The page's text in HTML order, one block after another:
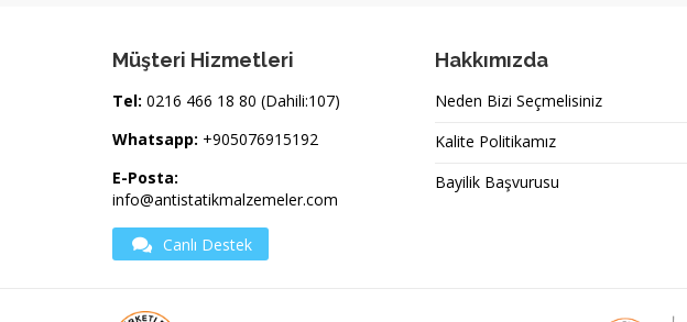
Müşteri Hizmetleri
Tel: 0216 466 18 80 (Dahili:107)
Whatsapp: +905076915192
E-Posta:
info@antistatikmalzemeler.com
Canlı Destek
Hakkımızda
Neden Bizi Seçmelisiniz
Kalite Politikamız
Bayilik Başvurusu